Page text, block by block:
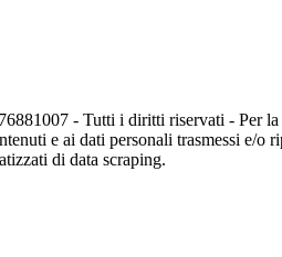
- Tutti i diritti riservati - Per
e ai dati personali trasmessi e/o
di data scraping.